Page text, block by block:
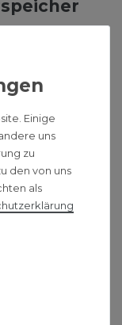
für
Einige
uns
zu
den von uns
als